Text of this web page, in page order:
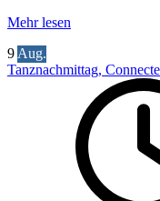
Mehr lesen
9 Aug.
Tanznachmittag,